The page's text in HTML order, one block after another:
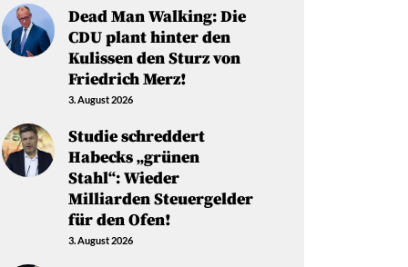
Dead Man Walking: Die
CDU plant hinter den
Kulissen den Sturz von
Friedrich Merz!
3. August 2026
Studie schreddert
Habecks „grünen
Stahl“: Wieder
Milliarden Steuergelder
für den Ofen!
3. August 2026